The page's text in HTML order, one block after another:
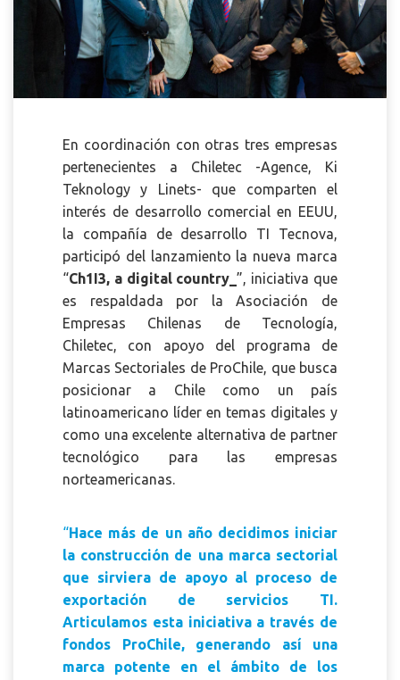
En coordinación con otras tres empresas
pertenecientes a Chiletec -Agence, Ki
Teknology y Linets- que comparten el
interés de desarrollo comercial en EEUU,
la compañía de desarrollo TI Tecnova,
participó del lanzamiento la nueva marca
“Ch1I3, a digital country_”, iniciativa que
es respaldada por la Asociación de
Empresas Chilenas de Tecnología,
Chiletec, con apoyo del programa de
Marcas Sectoriales de ProChile, que busca
posicionar a Chile como un país
latinoamericano líder en temas digitales y
como una excelente alternativa de partner
tecnológico para las empresas
norteamericanas.
“Hace más de un año decidimos iniciar
la construcción de una marca sectorial
que sirviera de apoyo al proceso de
exportación de servicios TI.
Articulamos esta iniciativa a través de
fondos ProChile, generando así una
marca potente en el ámbito de los